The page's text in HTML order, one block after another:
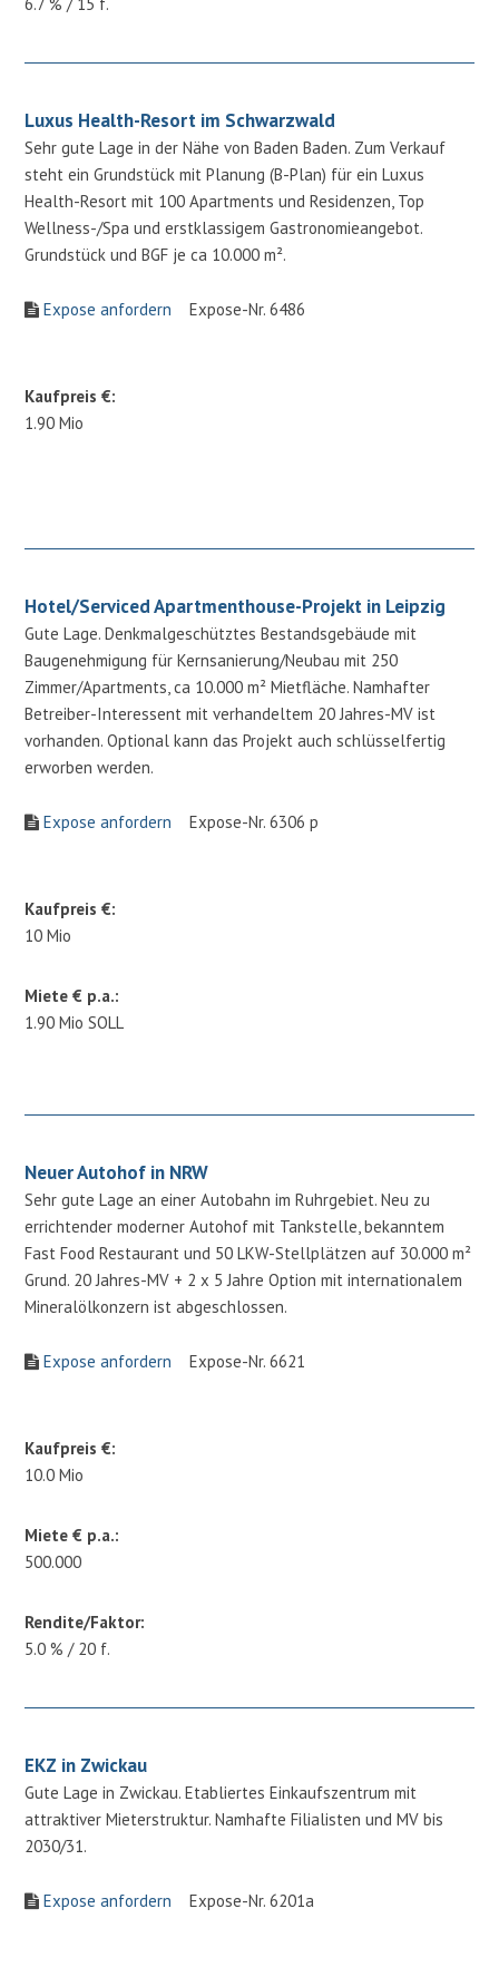
Luxus Health-Resort im Schwarzwald
Sehr gute Lage in der Nähe von Baden Baden. Zum Verkauf
steht ein Grundstück mit Planung (B-Plan) für ein Luxus
Health-Resort mit 100 Apartments und Residenzen, Top
Wellness-/Spa und erstklassigem Gastronomieangebot.
Grundstück und BGF je ca 10.000 m².
Expose anfordern Expose-Nr. 6486
Kaufpreis €:
1.90 Mio
Hotel/Serviced Apartmenthouse-Projekt in Leipzig
Gute Lage. Denkmalgeschütztes Bestandsgebäude mit
Baugenehmigung für Kernsanierung/Neubau mit 250
Zimmer/Apartments, ca 10.000 m² Mietfläche. Namhafter
Betreiber-Interessent mit verhandeltem 20 Jahres-MV ist
vorhanden. Optional kann das Projekt auch schlüsselfertig
erworben werden.
Expose anfordern Expose-Nr. 6306 p
Kaufpreis €:
10 Mio
Miete € p.a.:
1.90 Mio SOLL
Neuer Autohof in NRW
Sehr gute Lage an einer Autobahn im Ruhrgebiet. Neu zu
errichtender moderner Autohof mit Tankstelle, bekanntem
Fast Food Restaurant und 50 LKW-Stellplätzen auf 30.000 m²
Grund. 20 Jahres-MV + 2 x 5 Jahre Option mit internationalem
Mineralölkonzern ist abgeschlossen.
Expose anfordern Expose-Nr. 6621
Kaufpreis €:
10.0 Mio
Miete € p.a.:
500.000
Rendite/Faktor:
5.0 % / 20 f.
EKZ in Zwickau
Gute Lage in Zwickau. Etabliertes Einkaufszentrum mit
attraktiver Mieterstruktur. Namhafte Filialisten und MV bis
2030/31.
Expose anfordern Expose-Nr. 6201a